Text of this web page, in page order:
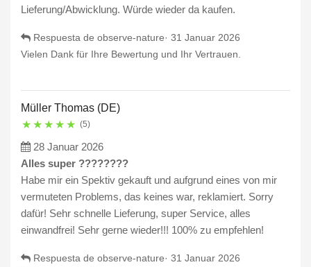
Lieferung/Abwicklung. Würde wieder da kaufen.
Respuesta de observe-nature· 31 Januar 2026
Vielen Dank für Ihre Bewertung und Ihr Vertrauen.
Müller Thomas (DE)
★ ★ ★ ★ ★ (5)
28 Januar 2026
Alles super ????????
Habe mir ein Spektiv gekauft und aufgrund eines von mir
vermuteten Problems, das keines war, reklamiert. Sorry
dafür! Sehr schnelle Lieferung, super Service, alles
einwandfrei! Sehr gerne wieder!!! 100% zu empfehlen!
Respuesta de observe-nature· 31 Januar 2026